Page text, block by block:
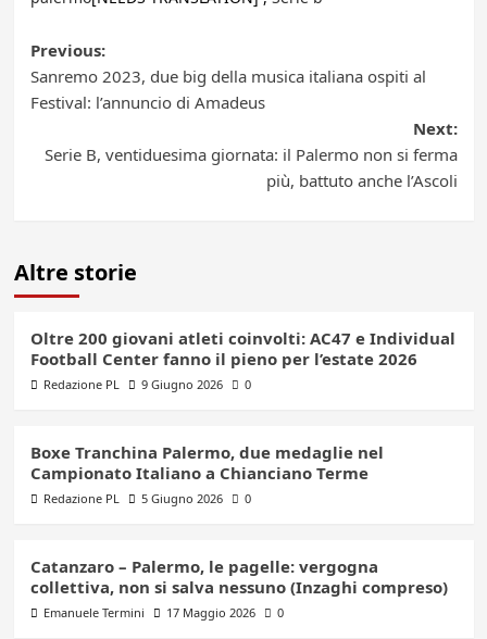
Post
navigation
Previous:
Sanremo 2023, due big della musica italiana ospiti al
Festival: l’annuncio di Amadeus
Next:
Serie B, ventiduesima giornata: il Palermo non si ferma
più, battuto anche l’Ascoli
Altre storie
Oltre 200 giovani atleti coinvolti: AC47 e Individual
Football Center fanno il pieno per l’estate 2026
Redazione PL 9 Giugno 2026 0
Boxe Tranchina Palermo, due medaglie nel
Campionato Italiano a Chianciano Terme
Redazione PL 5 Giugno 2026 0
Catanzaro – Palermo, le pagelle: vergogna
collettiva, non si salva nessuno (Inzaghi compreso)
Emanuele Termini 17 Maggio 2026 0